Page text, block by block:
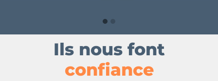
Ils nous font
confiance